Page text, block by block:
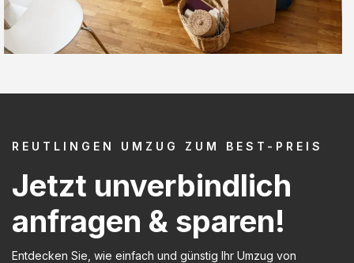
REUTLINGEN UMZUG ZUM BEST-PREIS
Jetzt unverbindlich
anfragen & sparen!
Entdecken Sie, wie einfach und günstig Ihr Umzug von